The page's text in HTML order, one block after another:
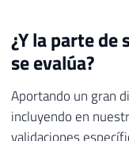
¿Y la parte de
se evalúa?
Aportando un gran
incluyendo en